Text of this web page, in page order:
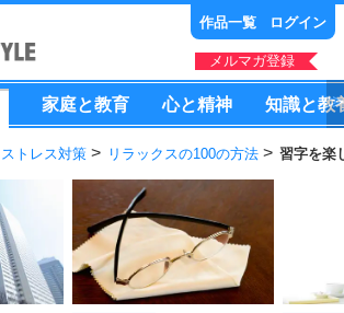
作品一覧 ログイン
メルマガ登録
家庭と教育 心と精神 知識と教
ストレス対策 リラックスの100の方法 習字を楽